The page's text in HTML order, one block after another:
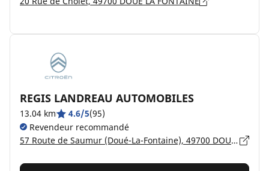
REGIS LANDREAU AUTOMOBILES
13.04 km 4.6/5(95)
Revendeur recommandé
57 Route de Saumur (Doué-La-Fontaine), 49700 DOUÉ-EN-ANJOU